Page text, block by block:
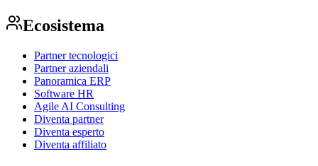
Ecosistema
Partner tecnologici
Partner aziendali
Panoramica ERP
Software HR
Agile AI Consulting
Diventa partner
Diventa esperto
Diventa affiliato